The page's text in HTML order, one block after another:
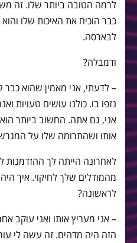
לרמה הטובה ביותר שלו. זה
כבר הוכיח את האיכות שלו
לבארסה.
ודמבלה?
– לדעתי, אני מאמין שהוא
נזפו בו. כולנו עושים טעויות
אני, גם אתה. החשוב ביותר
אותו ושהתרומה שלו על
לאחרונה הייתה לך ההזדמנות
מהמודלים שלך לחיקוי. איך
לראשונה?
– אני מעריץ אותו ואני עוקב
הזה היה מדהים. זה עשה לי עור